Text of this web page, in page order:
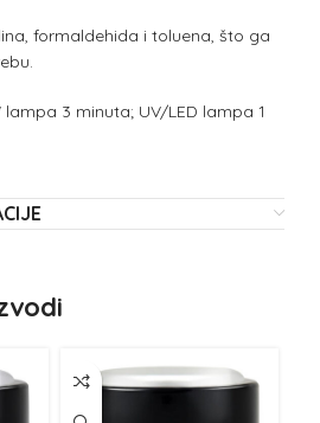
formaldehida i toluena, što ga
lampa 3 minuta; UV/LED lampa 1